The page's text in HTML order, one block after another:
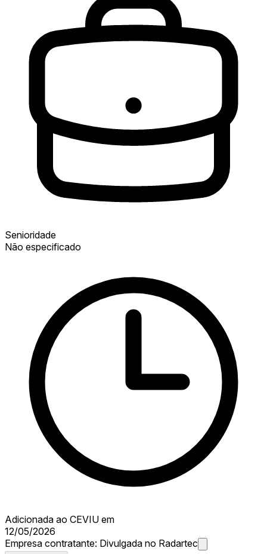
Senioridade
Não especificado
Adicionada ao CEVIU em
12/05/2026
Empresa contratante: Divulgada no Radartec